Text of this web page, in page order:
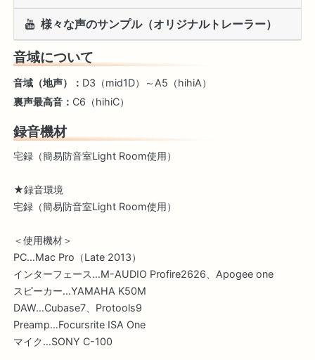
様々な声のサンプル（オリジナルトレーラー）
音域について
音域（地声）： D3（mid1D）～A5（hihiA）
裏声最高音： C6（hihiC）
録音機材
宅録（簡易防音室Light Room使用）
★録音環境
宅録（簡易防音室Light Room使用）
＜使用機材＞
PC…Mac Pro（Late 2013）
インターフェース…M-AUDIO Profire2626、Apogee one
スピーカー…YAMAHA K50M
DAW…Cubase7、Protools9
Preamp…Focursrite ISA One
マイク…SONY C-100